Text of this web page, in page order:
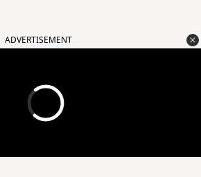
ADVERTISEMENT